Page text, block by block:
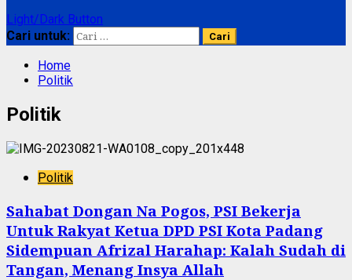
Light/Dark Button
Cari untuk:
Home
Politik
Politik
Politik
Sahabat Dongan Na Pogos, PSI Bekerja
Untuk Rakyat Ketua DPD PSI Kota Padang
Sidempuan Afrizal Harahap: Kalah Sudah di
Tangan, Menang Insya Allah